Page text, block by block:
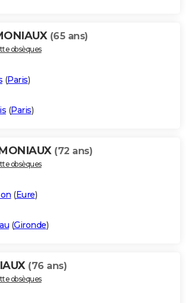
(65 ans)
obsèques
(Paris)
(Paris)
(72 ans)
obsèques
(Eure)
(Gironde)
(76 ans)
obsèques